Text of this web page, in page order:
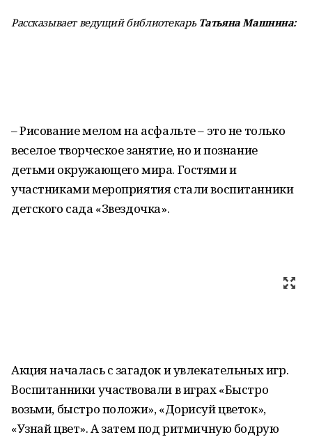
Рассказывает ведущий библиотекарьТатьяна Машнина:
– Рисование мелом на асфальте – это не только
веселое творческое занятие, но и познание
детьми окружающего мира. Гостями и
участниками мероприятия стали воспитанники
детского сада «Звездочка».
Акция началась с загадок и увлекательных игр.
Воспитанники участвовали в играх «Быстро
возьми, быстро положи», «Дорисуй цветок»,
«Узнай цвет». А затем под ритмичную бодрую